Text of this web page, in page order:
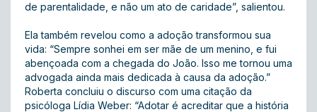
de parentalidade, e não um ato de caridade”, salientou.
Ela também revelou como a adoção transformou sua
vida: “Sempre sonhei em ser mãe de um menino, e fui
abençoada com a chegada do João. Isso me tornou uma
advogada ainda mais dedicada à causa da adoção.”
Roberta concluiu o discurso com uma citação da
psicóloga Lídia Weber: “Adotar é acreditar que a história